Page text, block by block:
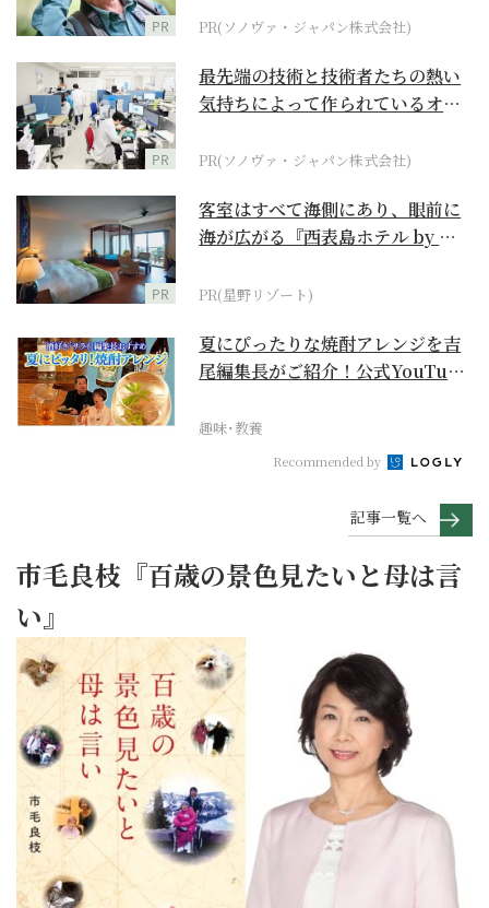
PR PR(ソノヴァ・ジャパン株式会社)
PR
最先端の技術と技術者たちの熱い
気持ちによって作られているオー
PR(ソノヴァ・ジャパン株式会社)
PR
客室はすべて海側にあり、眼前に
海が広がる『西表島ホテル by 星
PR(星野リゾート)
夏にぴったりな焼酎アレンジを吉
尾編集長がご紹介！公式YouTube
趣味･教養
Recommended by
記事一覧へ
市毛良枝『百歳の景色見たいと母は言
い』